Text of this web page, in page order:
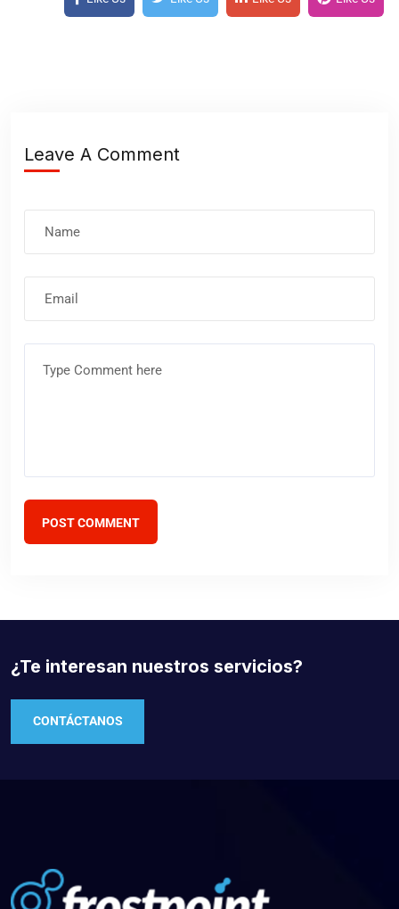
Leave A Comment
electrónico
POST COMMENT
¿Te interesan nuestros servicios?
CONTÁCTANOS